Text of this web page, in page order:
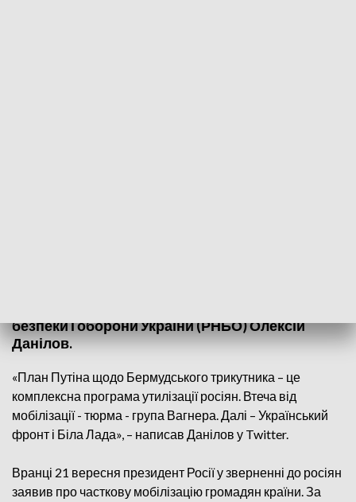
безпеки і оборони України (РНБО) Олексій
Данілов.
«План Путіна щодо Бермудського трикутника – це
комплексна програма утилізації росіян. Втеча від
мобілізації - тюрма - група Вагнера. Далі – Український
фронт і Біла Лада», – написав Данілов у Twitter.
Вранці 21 вересня президент Росії у зверненні до росіян
заявив про часткову мобілізацію громадян країни. За